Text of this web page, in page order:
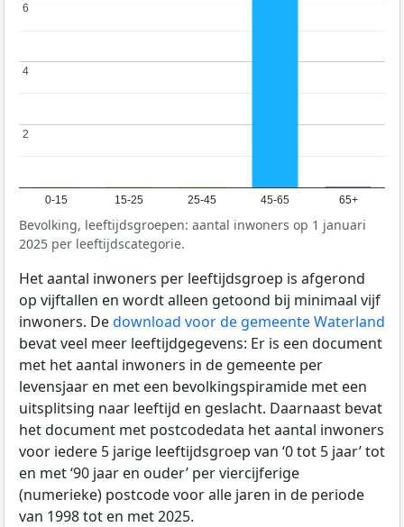
0-15 15-25 25-45 45-65 65+
2
2
4
4
6
6
Bevolking, leeftijdsgroepen: aantal inwoners op 1 januari
2025 per leeftijdscategorie.
Het aantal inwoners per leeftijdsgroep is afgerond
op vijftallen en wordt alleen getoond bij minimaal vijf
inwoners. Dedownload voor de gemeente Waterland
bevat veel meer leeftijdgegevens: Er is een document
met het aantal inwoners in de gemeente per
levensjaar en met een bevolkingspiramide met een
uitsplitsing naar leeftijd en geslacht. Daarnaast bevat
het document met postcodedata het aantal inwoners
voor iedere 5 jarige leeftijdsgroep van ‘0 tot 5 jaar’ tot
en met ‘90 jaar en ouder’ per viercijferige
(numerieke) postcode voor alle jaren in de periode
van 1998 tot en met 2025.